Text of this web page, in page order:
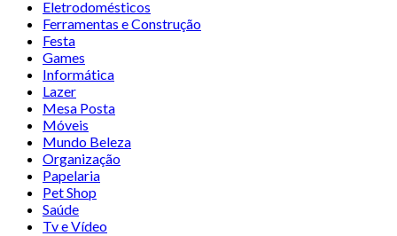
Eletrodomésticos
Ferramentas e Construção
Festa
Games
Informática
Lazer
Mesa Posta
Móveis
Mundo Beleza
Organização
Papelaria
Pet Shop
Saúde
Tv e Vídeo